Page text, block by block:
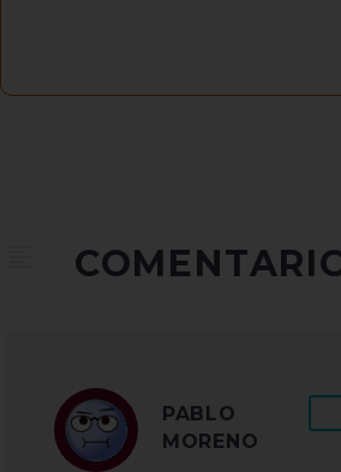
PABLO
MORENO